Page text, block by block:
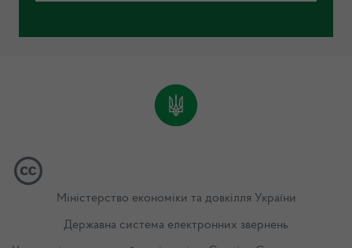
Міністерство економіки та довкілля України
Державна система електронних звернень